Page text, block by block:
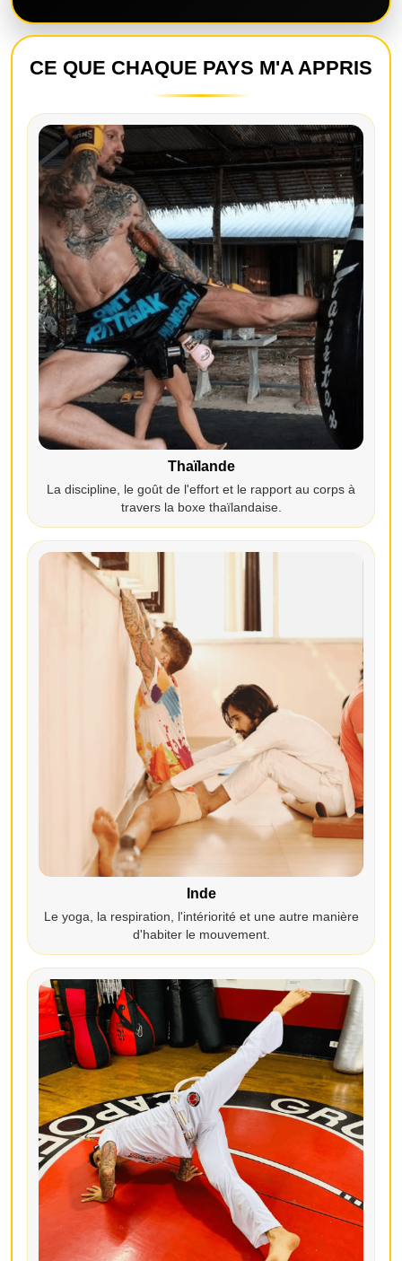
CE QUE CHAQUE PAYS M'A APPRIS
Thaïlande
La discipline, le goût de l'effort et le rapport au corps à
travers la boxe thaïlandaise.
Inde
Le yoga, la respiration, l'intériorité et une autre manière
d'habiter le mouvement.